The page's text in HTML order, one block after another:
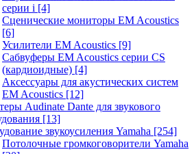
серии i [4]
Сценические мониторы EM Acoustics
[6]
Усилители EM Acoustics [9]
Сабвуферы EM Acoustics серии CS
(кардиоидные) [4]
Аксессуары для акустических систем
EM Acoustics [12]
Audinate Dante для звукового
[13]
звукоусиления Yamaha [254]
Потолочные громкоговорители Yamaha